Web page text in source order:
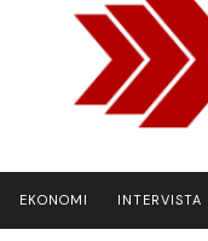
EKONOMI INTERVISTA